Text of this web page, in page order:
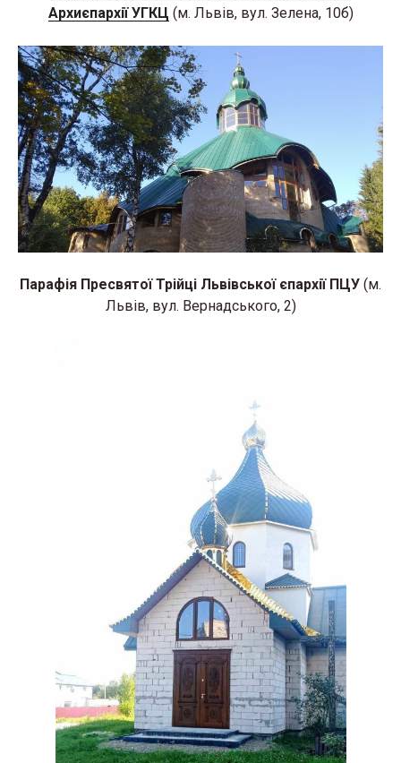
Архиєпархії УГКЦ (м. Львів, вул. Зелена, 10б)
Парафія Пресвятої Трійці Львівської єпархії ПЦУ (м.
Львів, вул. Вернадського, 2)